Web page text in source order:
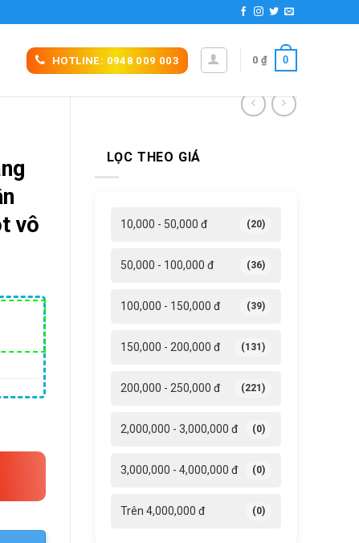
HOTLINE: 0948 009 003 0 ₫ 0
LỌC THEO GIÁ
10,000 - 50,000 đ (20)
50,000 - 100,000 đ (36)
100,000 - 150,000 đ (39)
150,000 - 200,000 đ (131)
200,000 - 250,000 đ (221)
2,000,000 - 3,000,000 đ (0)
3,000,000 - 4,000,000 đ (0)
Trên 4,000,000 đ (0)
vô
mùa xuân dành cho học sinh giày cao gót vô hìn số lượng